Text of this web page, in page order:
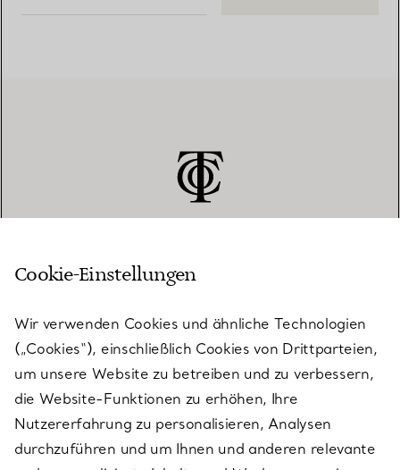
KUNDENSERVICE
SERVICES
ÜBER TIFFANY & CO.
Cookie-Einstellungen
Wir verwenden Cookies und ähnliche Technologien
(„Cookies“), einschließlich Cookies von Drittparteien,
um unsere Website zu betreiben und zu verbessern,
die Website-Funktionen zu erhöhen, Ihre
Nutzererfahrung zu personalisieren, Analysen
durchzuführen und um Ihnen und anderen relevante